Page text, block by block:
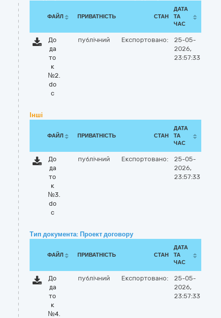
ФАЙЛ ПРИВАТНІСТЬ СТАН
ДАТА
ТА
ЧАС
До
да
то
к
№2.
do
c
публічний Експортовано:
25-05-
2026,
23:57:33
Інші
ФАЙЛ ПРИВАТНІСТЬ СТАН
ДАТА
ТА
ЧАС
До
да
то
к
№3.
do
c
публічний Експортовано:
25-05-
2026,
23:57:33
Тип документа: Проект договору
ФАЙЛ ПРИВАТНІСТЬ СТАН
ДАТА
ТА
ЧАС
До
да
то
к
№4.
публічний Експортовано:
25-05-
2026,
23:57:33